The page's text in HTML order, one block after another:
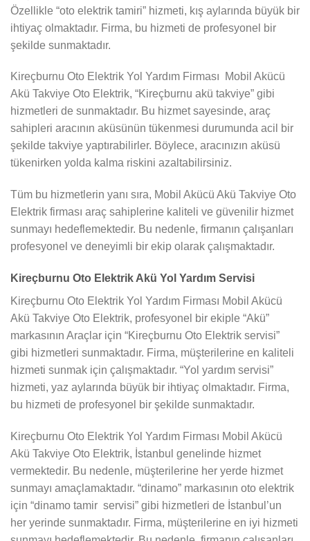
Özellikle “oto elektrik tamiri” hizmeti, kış aylarında büyük bir
ihtiyaç olmaktadır. Firma, bu hizmeti de profesyonel bir
şekilde sunmaktadır.
Kireçburnu Oto Elektrik Yol Yardım Firması Mobil Akücü
Akü Takviye Oto Elektrik, “Kireçburnu akü takviye” gibi
hizmetleri de sunmaktadır. Bu hizmet sayesinde, araç
sahipleri aracının aküsünün tükenmesi durumunda acil bir
şekilde takviye yaptırabilirler. Böylece, aracınızın aküsü
tükenirken yolda kalma riskini azaltabilirsiniz.
Tüm bu hizmetlerin yanı sıra, Mobil Akücü Akü Takviye Oto
Elektrik firması araç sahiplerine kaliteli ve güvenilir hizmet
sunmayı hedeflemektedir. Bu nedenle, firmanın çalışanları
profesyonel ve deneyimli bir ekip olarak çalışmaktadır.
Kireçburnu Oto Elektrik Akü Yol Yardım Servisi
Kireçburnu Oto Elektrik Yol Yardım Firması Mobil Akücü
Akü Takviye Oto Elektrik, profesyonel bir ekiple “Akü”
markasının Araçlar için “Kireçburnu Oto Elektrik servisi”
gibi hizmetleri sunmaktadır. Firma, müşterilerine en kaliteli
hizmeti sunmak için çalışmaktadır. “Yol yardım servisi”
hizmeti, yaz aylarında büyük bir ihtiyaç olmaktadır. Firma,
bu hizmeti de profesyonel bir şekilde sunmaktadır.
Kireçburnu Oto Elektrik Yol Yardım Firması Mobil Akücü
Akü Takviye Oto Elektrik, İstanbul genelinde hizmet
vermektedir. Bu nedenle, müşterilerine her yerde hizmet
sunmayı amaçlamaktadır. “dinamo” markasının oto elektrik
için “dinamo tamir servisi” gibi hizmetleri de İstanbul’un
her yerinde sunmaktadır. Firma, müşterilerine en iyi hizmeti